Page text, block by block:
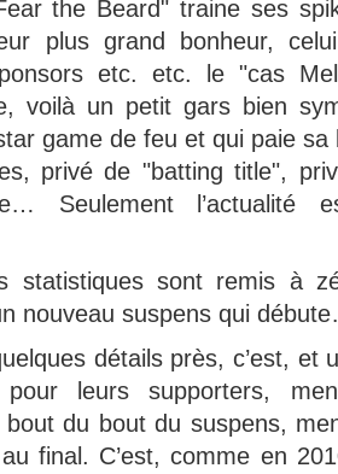
the Beard" traine ses
plus grand bonheur,
etc. etc. le "cas
voilà un petit gars bien
game de feu et qui paie
privé de "batting title",
Seulement
statistiques sont remis à
nouveau suspens qui
détails près, c’est, et
pour leurs supporters,
bout du bout du suspens,
final. C’est, comme en